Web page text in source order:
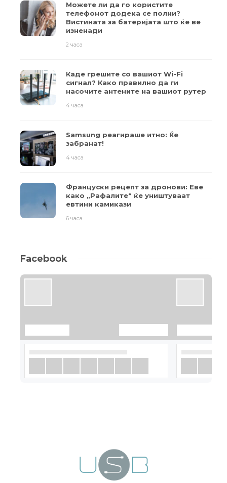
Можете ли да го користите
телефонот додека се полни?
Вистината за батеријата што ќе ве
изненади
2 часа
Каде грешите со вашиот Wi-Fi
сигнал? Како правилно да ги
насочите антените на вашиот рутер
4 часа
Samsung реагираше итно: Ќе
забранат!
4 часа
Француски рецепт за дронови: Еве
како „Рафалите“ ќе уништуваат
евтини камикази
6 часа
Facebook